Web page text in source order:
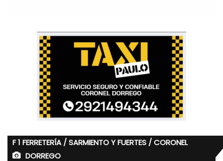
F 1 FERRETERÍA / SARMIENTO Y FUERTES / CORONEL
DORREGO